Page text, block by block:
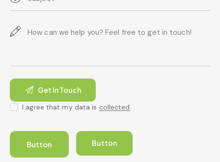
I agree that my data is collected.
Button Button